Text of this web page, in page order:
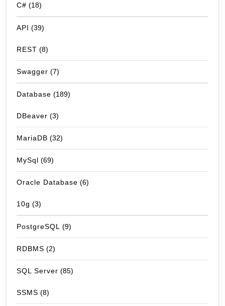
C# (18)
API (39)
REST (8)
Swagger (7)
Database (189)
DBeaver (3)
MariaDB (32)
MySql (69)
Oracle Database (6)
10g (3)
PostgreSQL (9)
RDBMS (2)
SQL Server (85)
SSMS (8)